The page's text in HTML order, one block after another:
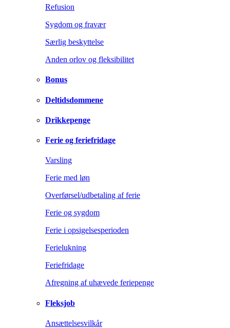
Refusion
Sygdom og fravær
Særlig beskyttelse
Anden orlov og fleksibilitet
Bonus
Deltidsdommene
Drikkepenge
Ferie og feriefridage
Varsling
Ferie med løn
Overførsel/udbetaling af ferie
Ferie og sygdom
Ferie i opsigelsesperioden
Ferielukning
Feriefridage
Afregning af uhævede feriepenge
Fleksjob
Ansættelsesvilkår